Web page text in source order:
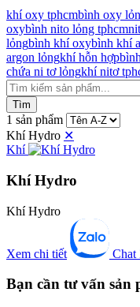
khí oxy tphcmbình oxy
oxybình nito lỏng tphcm
lỏngbình khí oxybình khí
argon lỏngkhí hỗn hợp
chứa ni tơ lỏngkhí nitơ
Tìm
1 sản phẩm
Khí Hydro ✕
Khí
Khí Hydro
Khí Hydro
Xem chi tiết Chat
Bạn cần tư vấn sản